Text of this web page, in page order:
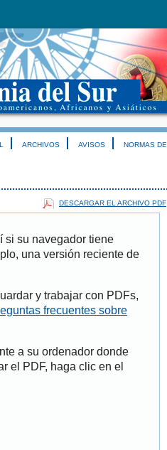
ARCHIVOS AVISOS NORMAS DE
DESCARGAR EL ARCHIVO PDF
si su navegador tiene
una versión reciente de
y trabajar con PDFs,
frecuentes sobre
a su ordenador donde
el PDF, haga clic en el